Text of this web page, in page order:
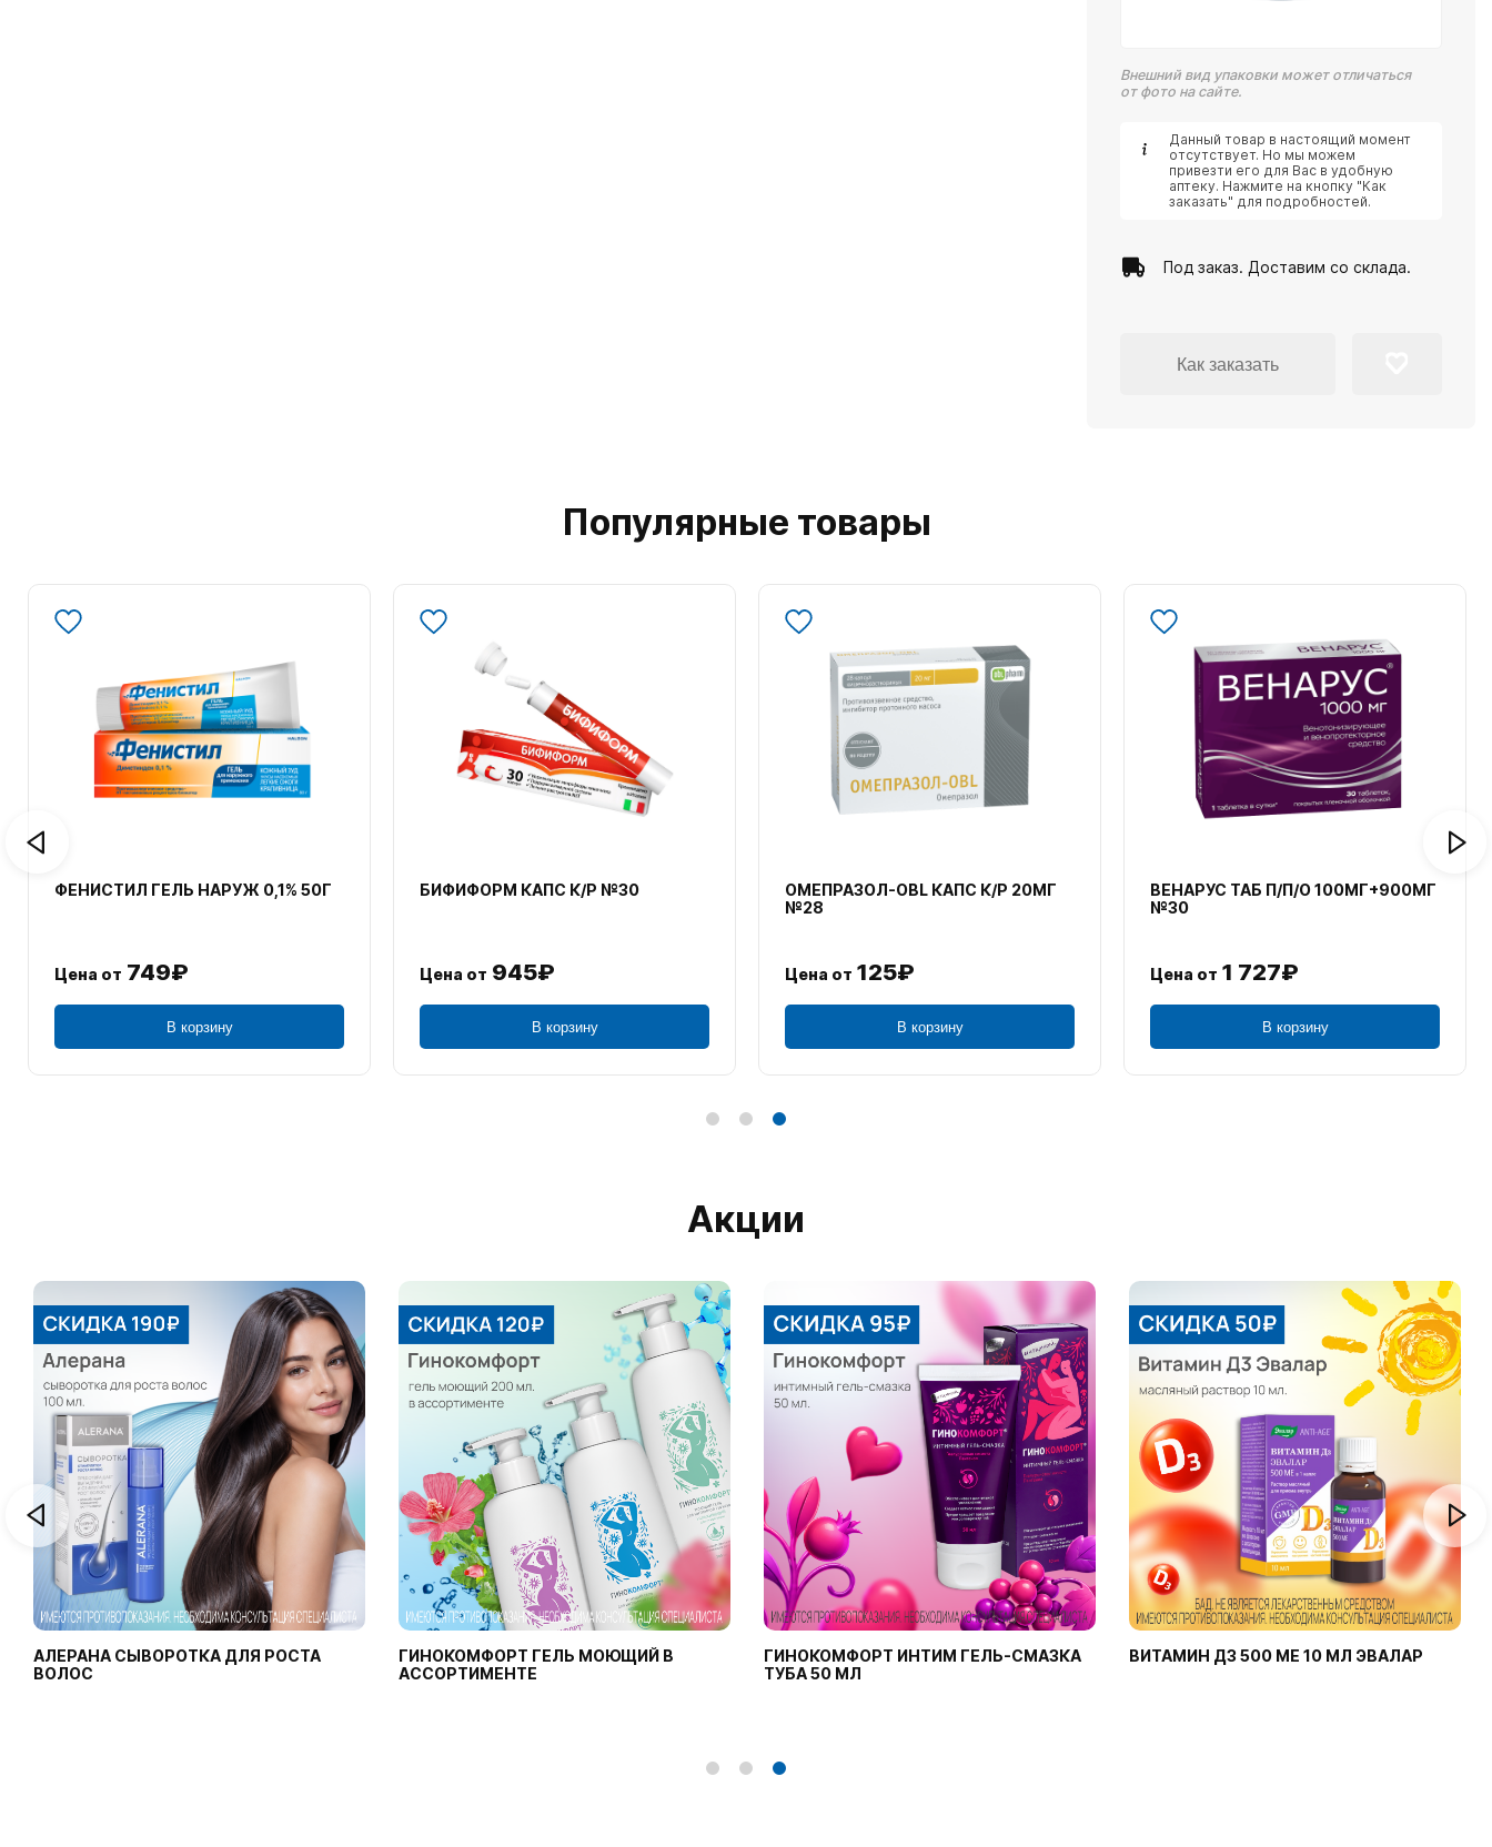
Внешний вид упаковки может отличаться
от фото на сайте.
Данный товар в настоящий момент
отсутствует. Но мы можем
привезти его для Вас в удобную
аптеку. Нажмите на кнопку "Как
заказать" для подробностей.
Под заказ. Доставим со склада.
Как заказать
Популярные товары
ФЕНИСТИЛ ГЕЛЬ НАРУЖ 0,1% 50Г
Цена от 749₽
В корзину
БИФИФОРМ КАПС К/Р №30
Цена от 945₽
В корзину
ОМЕПРАЗОЛ-OBL КАПС К/Р 20МГ
№28
Цена от 125₽
В корзину
ВЕНАРУС ТАБ П/П/О 100МГ+900МГ
№30
Цена от 1 727₽
В корзину
Акции
АЛЕРАНА СЫВОРОТКА ДЛЯ РОСТА
ВОЛОС
ГИНОКОМФОРТ ГЕЛЬ МОЮЩИЙ В
АССОРТИМЕНТЕ
ГИНОКОМФОРТ ИНТИМ ГЕЛЬ-СМАЗКА
ТУБА 50 МЛ
ВИТАМИН Д3 500 МЕ 10 МЛ ЭВАЛАР